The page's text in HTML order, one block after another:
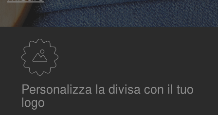
Personalizza la divisa con il tuo
logo